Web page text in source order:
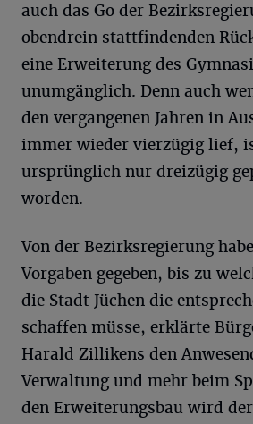
auch das Go der
obendrein stattfindenden
eine Erweiterung des
unumgänglich. Denn auch
den vergangenen Jahren in
immer wieder vierzügig lief,
ursprünglich nur dreizügig
worden.
Von der Bezirksregierung
Vorgaben gegeben, bis zu
die Stadt Jüchen die
schaffen müsse, erklärte
Harald Zillikens den
Verwaltung und mehr beim
den Erweiterungsbau wird